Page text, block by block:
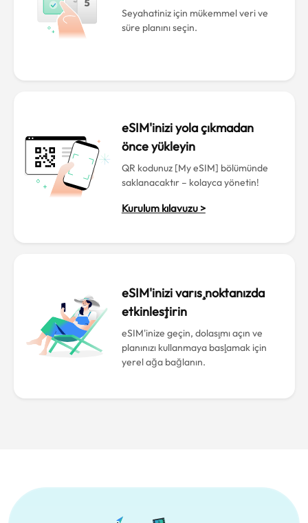
Seyahatiniz için mükemmel veri ve
süre planını seçin.
eSIM'inizi yola çıkmadan
önce yükleyin
QR kodunuz [My eSIM] bölümünde
saklanacaktır – kolayca yönetin!
Kurulum kılavuzu >
eSIM'inizi varış noktanızda
etkinleştirin
eSIM'inize geçin, dolaşımı açın ve
planınızı kullanmaya başlamak için
yerel ağa bağlanın.